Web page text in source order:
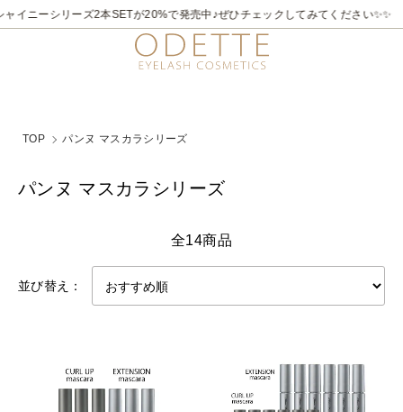
イニーシリーズ2本SETが20%で発売中♪ぜひチェックしてみてください✨✨
TOP パンヌ マスカラシリーズ
パンヌ マスカラシリーズ
全14商品
並び替え：